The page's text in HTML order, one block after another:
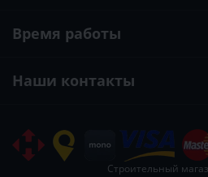
Время работы
Наши контакты
Строительный